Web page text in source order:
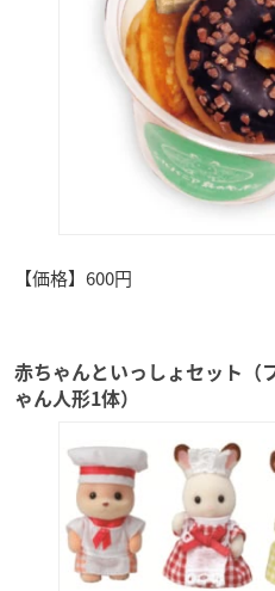
【価格】600円
赤ちゃんといっしょセット（
ゃん人形1体）